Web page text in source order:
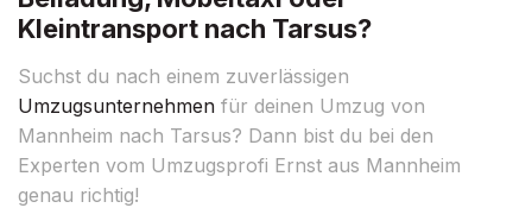
Kleintransport nach Tarsus?
Suchst du nach einem zuverlässigen
Umzugsunternehmen für deinen Umzug von
Mannheim nach Tarsus? Dann bist du bei den
Experten vom Umzugsprofi Ernst aus Mannheim
genau richtig!